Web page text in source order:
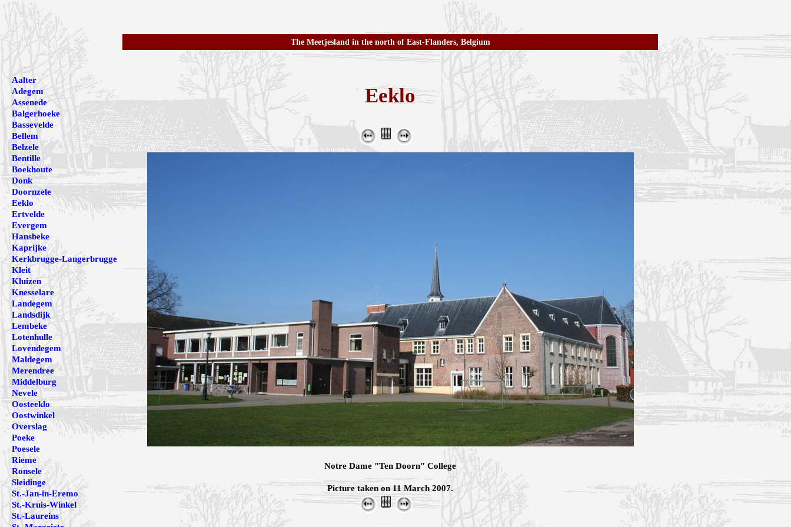
The Meetjesland in the north of East-Flanders, Belgium
Eeklo
Notre Dame "Ten Doorn" College
Picture taken on 11 March 2007.
Aalter
Adegem
Assenede
Balgerhoeke
Bassevelde
Bellem
Belzele
Bentille
Boekhoute
Donk
Doornzele
Eeklo
Ertvelde
Evergem
Hansbeke
Kaprijke
Kerkbrugge-Langerbrugge
Kleit
Kluizen
Knesselare
Landegem
Landsdijk
Lembeke
Lotenhulle
Lovendegem
Maldegem
Merendree
Middelburg
Nevele
Oosteeklo
Oostwinkel
Overslag
Poeke
Poesele
Rieme
Ronsele
Sleidinge
St.-Jan-in-Eremo
St.-Kruis-Winkel
St.-Laureins